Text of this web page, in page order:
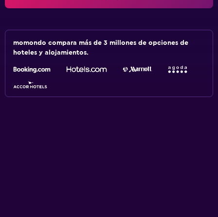
momondo compara más de 3 millones de opciones de
hoteles y alojamientos.